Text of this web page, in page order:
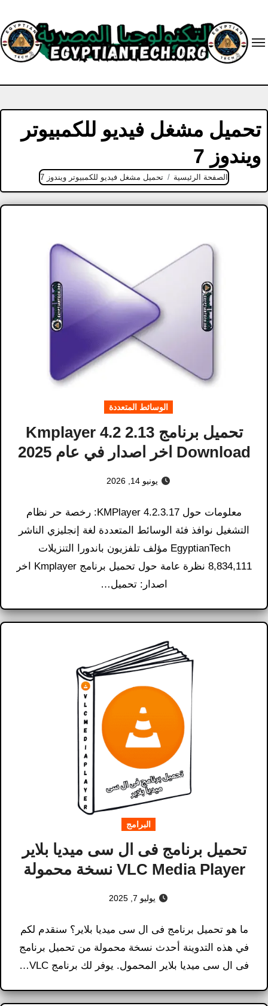
content
تحميل مشغل فيديو للكمبيوتر
ويندوز 7
الصفحة الرئيسية تحميل مشغل فيديو للكمبيوتر ويندوز 7
الوسائط المتعددة
تحميل برنامج Kmplayer 4.2 2.13
Download اخر اصدار في عام 2025
يونيو 14, 2026
معلومات حول KMPlayer 4.2.3.17: رخصة حر نظام
التشغيل نوافذ فئة الوسائط المتعددة لغة إنجليزي الناشر
EgyptianTech مؤلف تلفزيون باندورا التنزيلات
8,834,111 نظرة عامة حول تحميل برنامج Kmplayer اخر
اصدار: تحميل…
البرامج
تحميل برنامج فى ال سى ميديا بلاير
VLC Media Player نسخة محمولة
يوليو 7, 2025
ما هو تحميل برنامج فى ال سى ميديا بلاير؟ سنقدم لكم
في هذه التدوينة أحدث نسخة محمولة من تحميل برنامج
فى ال سى ميديا بلاير المحمول. يوفر لك برنامج VLC…